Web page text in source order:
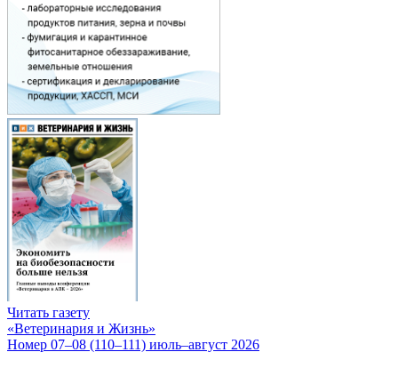
Читать газету
«Ветеринария и Жизнь»
Номер 07–08 (110–111) июль–август 2026